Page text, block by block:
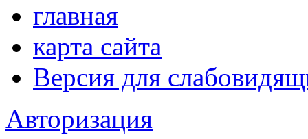
главная
карта сайта
Версия для
Авторизация